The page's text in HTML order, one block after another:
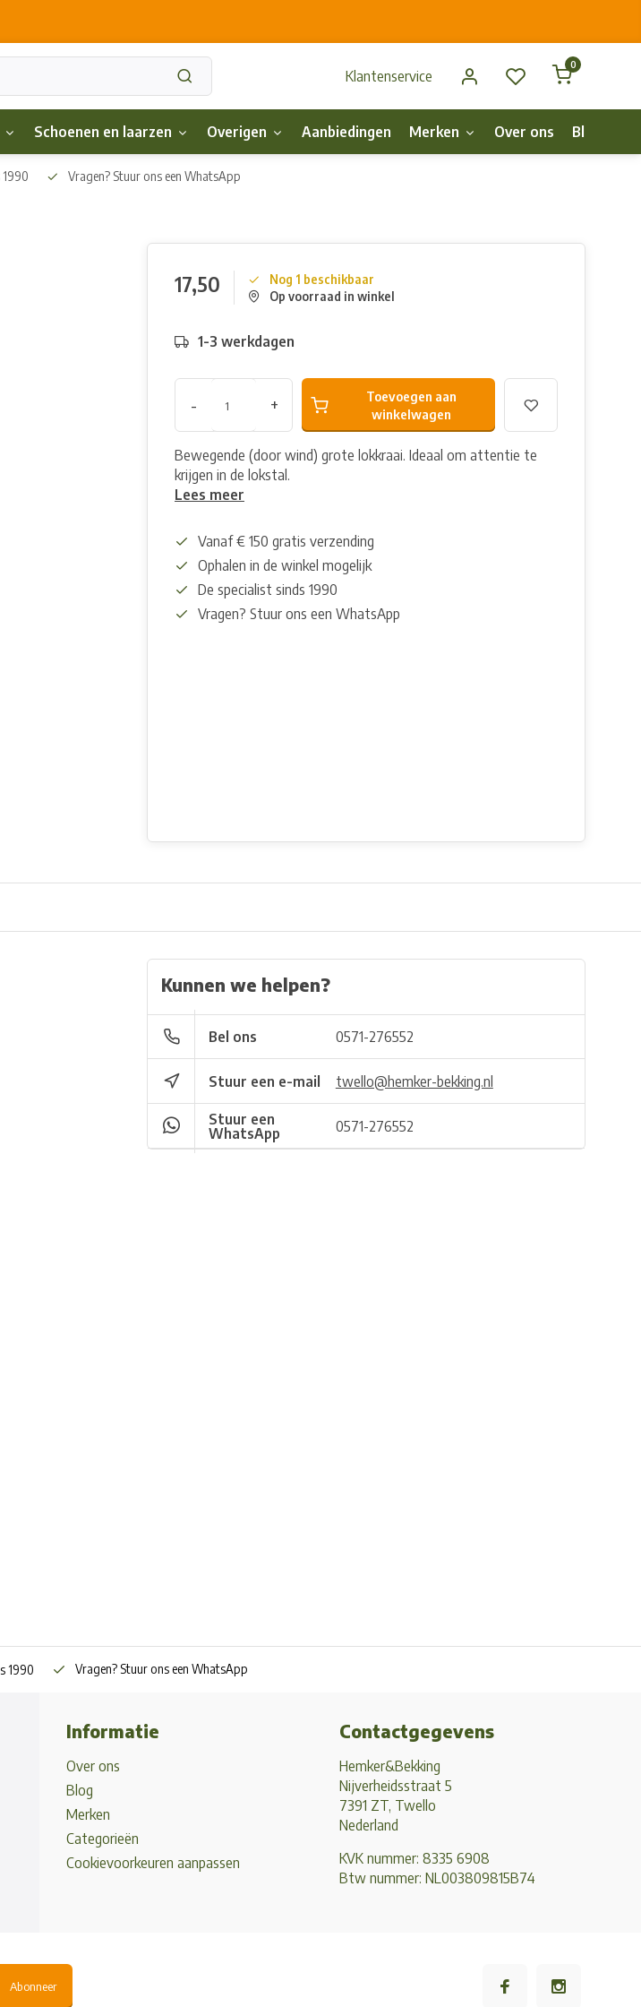
Klantenservice
0
Schoenen en laarzen Overigen Aanbiedingen Merken Over ons Blog
1990 Vragen? Stuur ons een WhatsApp
17,50
Nog 1 beschikbaar
Op voorraad in winkel
1-3 werkdagen
- +
Toevoegen aan
winkelwagen
Bewegende (door wind) grote lokkraai. Ideaal om attentie te
krijgen in de lokstal.
Lees meer
Vanaf € 150 gratis verzending
Ophalen in de winkel mogelijk
De specialist sinds 1990
Vragen? Stuur ons een WhatsApp
Kunnen we helpen?
Bel ons 0571-276552
Stuur een e-mail twello@hemker-bekking.nl
Stuur een
WhatsApp
0571-276552
1990 Vragen? Stuur ons een WhatsApp
Informatie
Over ons
Blog
Merken
Categorieën
Cookievoorkeuren aanpassen
Contactgegevens
Hemker&Bekking
Nijverheidsstraat 5
7391 ZT, Twello
Nederland
KVK nummer: 8335 6908
Btw nummer: NL003809815B74
Abonneer